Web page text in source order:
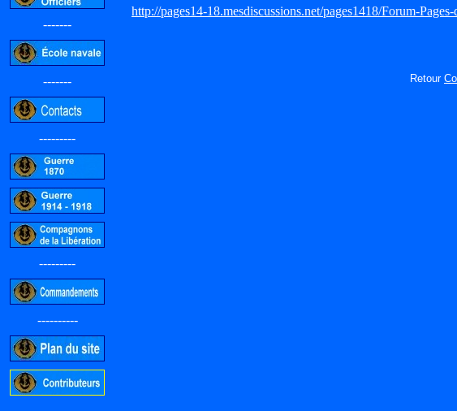
-------
-------
---------
---------
----------
http://pages14-18.mesdiscussions.net/pages1418/Forum-
Retour